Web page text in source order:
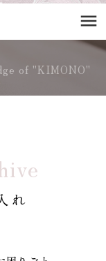
menu
of "KIMONO"
れ